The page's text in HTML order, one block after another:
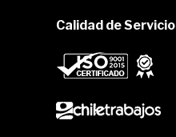
Calidad de Servicio